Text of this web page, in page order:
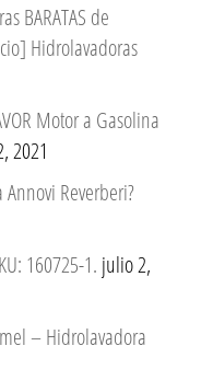
BARATAS de
Hidrolavadoras
Motor a Gasolina
2021
Reverberi?
160725-1. julio 2,
– Hidrolavadora